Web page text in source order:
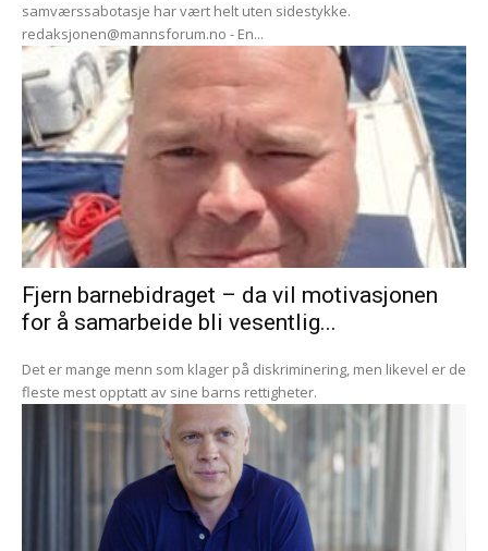
samværssabotasje har vært helt uten sidestykke.
redaksjonen@mannsforum.no - En...
Fjern barnebidraget – da vil motivasjonen
for å samarbeide bli vesentlig...
Det er mange menn som klager på diskriminering, men likevel er de
fleste mest opptatt av sine barns rettigheter.